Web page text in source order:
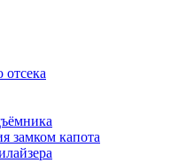
замком капота